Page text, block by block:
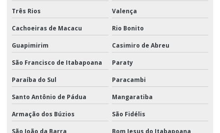
Três Rios Valença
Cachoeiras de Macacu Rio Bonito
Guapimirim Casimiro de Abreu
São Francisco de Itabapoana Paraty
Paraíba do Sul Paracambi
Santo Antônio de Pádua Mangaratiba
Armação dos Búzios São Fidélis
São João da Barra Bom Jesus do Itabapoana